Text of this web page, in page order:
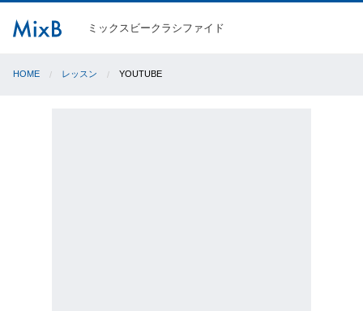
ミックスビークラシファイド
HOME レッスン YOUTUBE